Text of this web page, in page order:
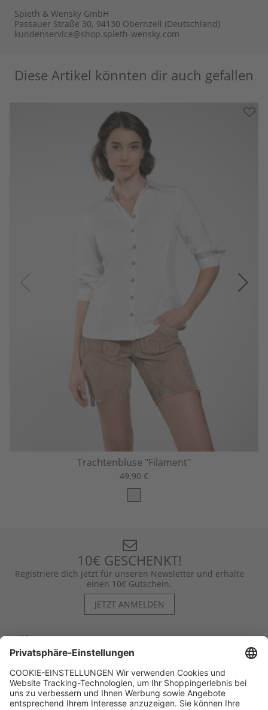
Spieth & Wensky GmbH
Passauer Straße 30, 94130 Obernzell (Deutschland)
kundenservice@shop.spieth-wensky.com
Diese Artikel könnten dir auch gefallen
Trachtenbluse "Filament"
49,90 €
10€ GESCHENKT!
Registriere dich jetzt für unseren Newsletter und erhalte
einen 10€ Gutschein.
JETZT ANMELDEN
Hilfe
Kontakt
Kategorien